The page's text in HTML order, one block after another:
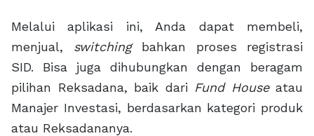
Melalui aplikasi ini, Anda dapat membeli,
menjual, switchingbahkan proses registrasi
SID. Bisa juga dihubungkan dengan beragam
pilihan Reksadana, baik dari Fund Houseatau
Manajer Investasi, berdasarkan kategori produk
atau Reksadananya.